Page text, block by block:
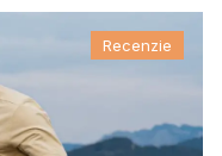
Recenzie